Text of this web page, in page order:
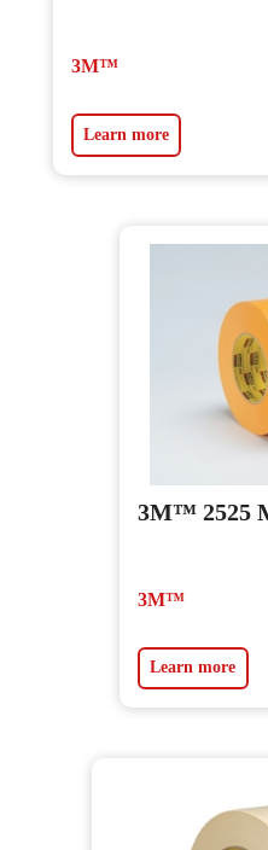
3M™
Learn more
3M™ 2525
3M™
Learn more